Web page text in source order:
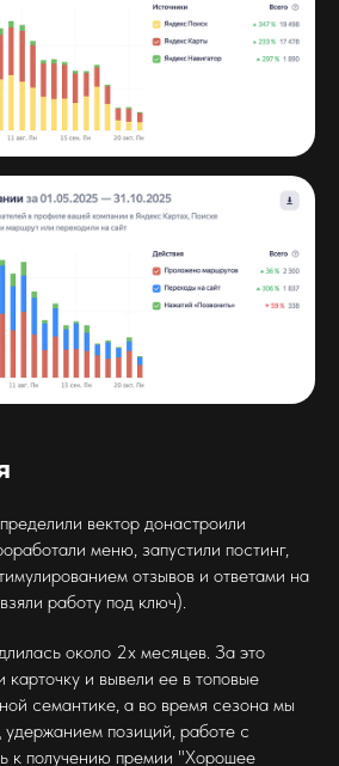
вектор донастроили
меню, запустили постинг,
отзывов и ответами на
работу под ключ).
около 2х месяцев. За это
и вывели ее в топовые
семантике, а во время сезона мы
удержанием позиций, работе с
к получению премии "Хорошее